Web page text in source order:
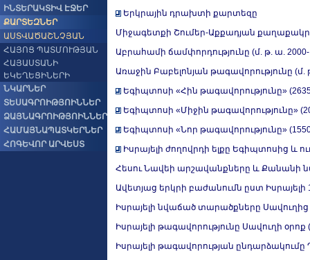
ԻՆՏԵՐԱԿՏԻՎ ԷՋԵՐ
ՔԱՐՏԵԶՆԵՐ
ԱՍՏՎԱԾԱՇՆՉՅԱՆ
ՀԱՅՈՑ ՊԱՏՄՈՒԹՅԱՆ
ՀԱՅԱՍՏԱՆԻ
ԵԿԵՂԵՑԻՆԵՐԻ
ՆԿԱՐՆԵՐ
ՏԵՍԱԳՐՈԻԹՅՈԻՆՆԵՐ
ՁԱՅՆԱԳՐՈԻԹՅՈԻՆՆԵՐ
ՀԱՄԱՅՆԱՊԱՏԿԵՐՆԵՐ
ՀՈԳԵՎՈՐ ԱՐՎԵՍՏ
Երկրային դրախտի քարտեզը
Միջագետքի Շումեր-Աքքադյան
Աբրահամի ճամփորդությունը (մ. թ. ա.
Առաջին Բաբելոնյան թագավորությունը (մ.
Եգիպտոսի «Հին թագավորությունը»
Եգիպտոսի «Միջին թագավորությունը»
Եգիպտոսի «Նոր թագավորությունը»
Իսրայելի ժողովրդի ելքը Եգիպտոսից և
Հեսու Նավեի արշավանքները և Քանանի
Ավետյաց երկրի բաժանումն ըստ Իսրայելի
Իսրայելի նվաճած տարածքները
Իսրայելի թագավորությունը Սավուղի օրոք
Իսրայելի թագավորության ընդարձակումը